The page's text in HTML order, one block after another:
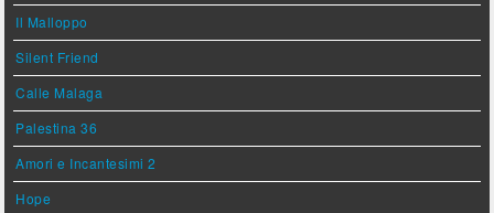
Il Malloppo
Silent Friend
Calle Malaga
Palestina 36
Amori e Incantesimi 2
Hope